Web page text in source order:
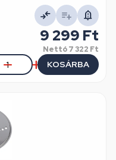
9 299 Ft
Nettó7 322 Ft
KOSÁRBA